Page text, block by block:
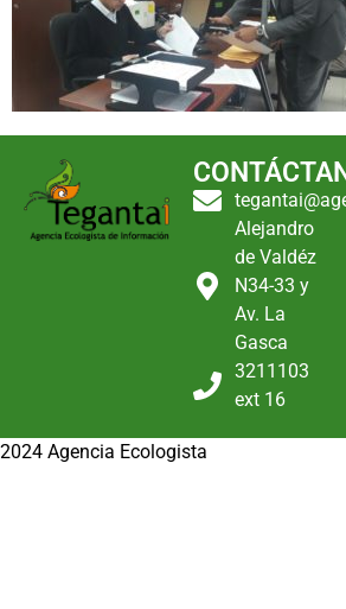
Alejandro
de Valdéz
N34-33 y
Av. La
Gasca
3211103
ext 16
2024 Agencia Ecologista